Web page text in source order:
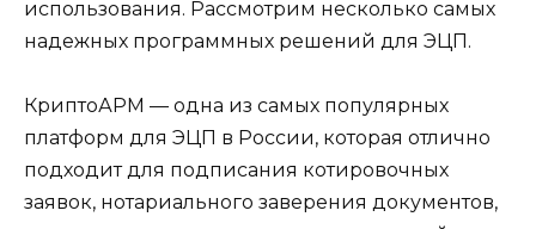
использования. Рассмотрим несколько самых
надежных программных решений для ЭЦП.
КриптоАРМ — одна из самых популярных
платформ для ЭЦП в России, которая отлично
подходит для подписания котировочных
заявок, нотариального заверения документов,